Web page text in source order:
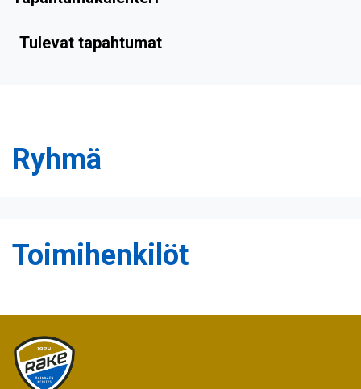
Tulevat tapahtumat
Ryhmä
Toimihenkilöt